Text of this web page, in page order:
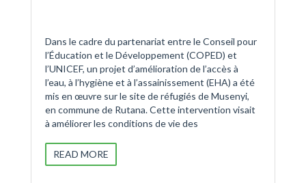
Dans le cadre du partenariat entre le Conseil pour
l’Éducation et le Développement (COPED) et
l’UNICEF, un projet d’amélioration de l’accès à
l’eau, à l’hygiène et à l’assainissement (EHA) a été
mis en œuvre sur le site de réfugiés de Musenyi,
en commune de Rutana. Cette intervention visait
à améliorer les conditions de vie des
READ MORE